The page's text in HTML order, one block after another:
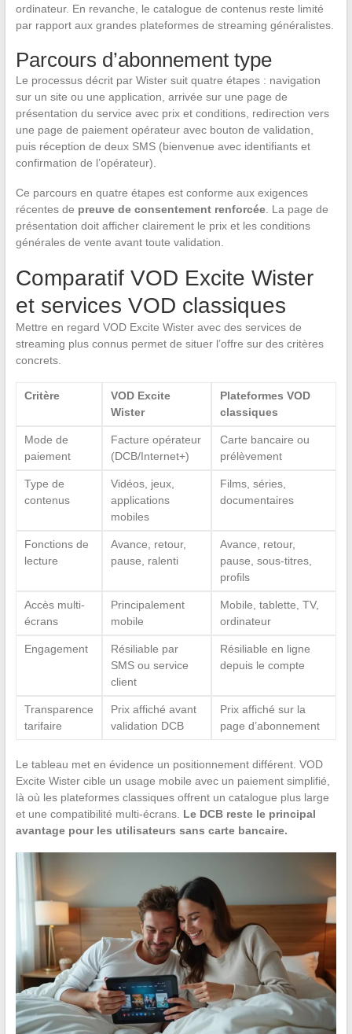
ordinateur. En revanche, le catalogue de contenus reste limité
par rapport aux grandes plateformes de streaming généralistes.
Parcours d’abonnement type
Le processus décrit par Wister suit quatre étapes : navigation
sur un site ou une application, arrivée sur une page de
présentation du service avec prix et conditions, redirection vers
une page de paiement opérateur avec bouton de validation,
puis réception de deux SMS (bienvenue avec identifiants et
confirmation de l’opérateur).
Ce parcours en quatre étapes est conforme aux exigences
récentes de preuve de consentement renforcée. La page de
présentation doit afficher clairement le prix et les conditions
générales de vente avant toute validation.
Comparatif VOD Excite Wister
et services VOD classiques
Mettre en regard VOD Excite Wister avec des services de
streaming plus connus permet de situer l’offre sur des critères
concrets.
Critère
VOD Excite
Wister
Plateformes VOD
classiques
Mode de
paiement
Facture opérateur
(DCB/Internet+)
Carte bancaire ou
prélèvement
Type de
contenus
Vidéos, jeux,
applications
mobiles
Films, séries,
documentaires
Fonctions de
lecture
Avance, retour,
pause, ralenti
Avance, retour,
pause, sous-titres,
profils
Accès multi-
écrans
Principalement
mobile
Mobile, tablette, TV,
ordinateur
Engagement
Résiliable par
SMS ou service
client
Résiliable en ligne
depuis le compte
Transparence
tarifaire
Prix affiché avant
validation DCB
Prix affiché sur la
page d’abonnement
Le tableau met en évidence un positionnement différent. VOD
Excite Wister cible un usage mobile avec un paiement simplifié,
là où les plateformes classiques offrent un catalogue plus large
et une compatibilité multi-écrans. Le DCB reste le principal
avantage pour les utilisateurs sans carte bancaire.